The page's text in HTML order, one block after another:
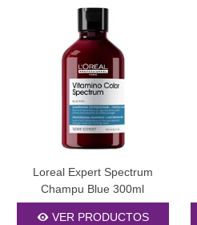
gradualmente según los resultados
champús nutritivos para mantener
para evitar la tinción temporal de
enjuagar completamente para
un color no deseado.
Comparativa rápida
Ventaja
Champú Violeta
Intenso
Máxima
neutralización
Champú Morado
Uso diario sin
Loreal Expert Spectrum
Champu Blue 300ml
VER PRODUCTOS